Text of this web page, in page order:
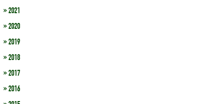
» 2021
» 2020
» 2019
» 2018
» 2017
» 2016